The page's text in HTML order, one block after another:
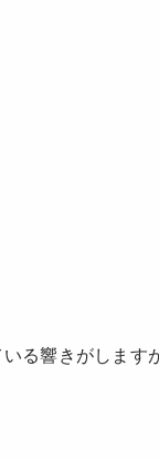
る響きがします